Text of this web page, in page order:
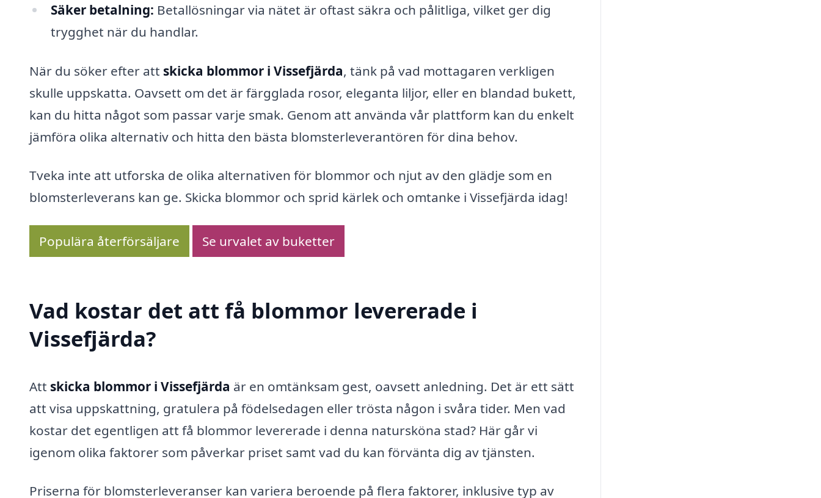
Säker betalning: Betallösningar via nätet är oftast säkra och pålitliga, vilket ger dig
trygghet när du handlar.
När du söker efter att skicka blommor i Vissefjärda, tänk på vad mottagaren verkligen
skulle uppskatta. Oavsett om det är färgglada rosor, eleganta liljor, eller en blandad bukett,
kan du hitta något som passar varje smak. Genom att använda vår plattform kan du enkelt
jämföra olika alternativ och hitta den bästa blomsterleverantören för dina behov.
Tveka inte att utforska de olika alternativen för blommor och njut av den glädje som en
blomsterleverans kan ge. Skicka blommor och sprid kärlek och omtanke i Vissefjärda idag!
Populära återförsäljare Se urvalet av buketter
Vad kostar det att få blommor levererade i
Vissefjärda?
Att skicka blommor i Vissefjärda är en omtänksam gest, oavsett anledning. Det är ett sätt
att visa uppskattning, gratulera på födelsedagen eller trösta någon i svåra tider. Men vad
kostar det egentligen att få blommor levererade i denna natursköna stad? Här går vi
igenom olika faktorer som påverkar priset samt vad du kan förvänta dig av tjänsten.
Priserna för blomsterleveranser kan variera beroende på flera faktorer, inklusive typ av